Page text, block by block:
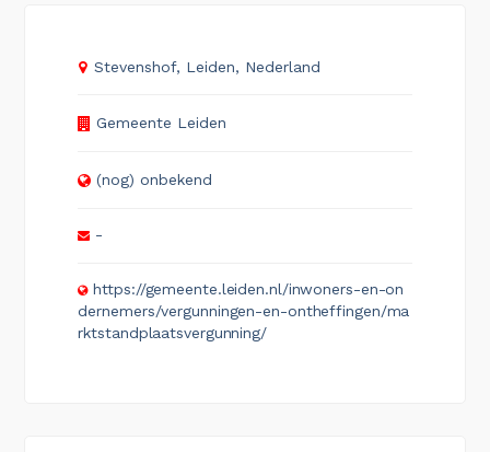
Stevenshof, Leiden, Nederland
Gemeente Leiden
(nog) onbekend
-
https://gemeente.leiden.nl/inwoners-en-on
dernemers/vergunningen-en-ontheffingen/ma
rktstandplaatsvergunning/